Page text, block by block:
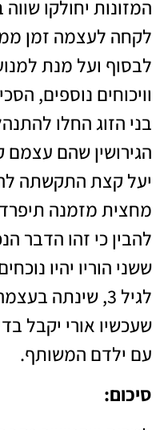
המזונות יחולקו
לקחה לעצמה זמן
לבסוף ועל מנת
וויכוחים נוספים,
בני הזוג החלו
הגירושין שהם
יעל קצת התקשתה
מחצית מזמנה
להבין כי זהו הדבר
ששני הוריו יהיו
לגיל 3, שינתה
שעכשיו אורי יקבל
עם ילדם המשותף.
סיכום: